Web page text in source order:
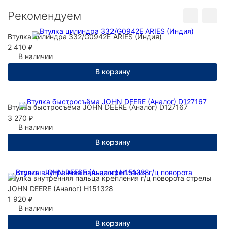
Рекомендуем
Втулка цилиндра 332/G0942E ARIES (Индия)
2 410 ₽
В наличии
В корзину
Втулка быстросъёма JOHN DEERE (Аналог) D127167
3 270 ₽
В наличии
В корзину
Втулка внутренняя пальца крепления г/ц поворота стрелы
JOHN DEERE (Аналог) H151328
1 920 ₽
В наличии
В корзину